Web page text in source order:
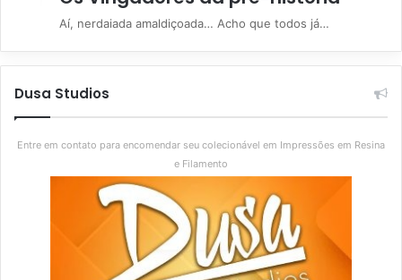
Aí, nerdaiada amaldiçoada… Acho que todos já…
Dusa Studios
Entre em contato para encomendar seu colecionável em Impressões em Resina
e Filamento